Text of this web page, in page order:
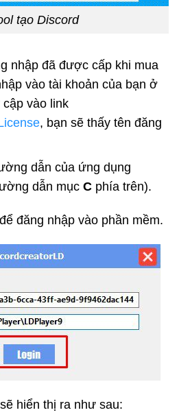
tạo Discord
nhập đã được cấp khi mua
vào tài khoản của bạn ở
vào link
, bạn sẽ thấy tên đăng
dẫn của ứng dụng
dẫn mục Cphía trên).
để đăng nhập vào phần mềm.
hiển thị ra như sau: